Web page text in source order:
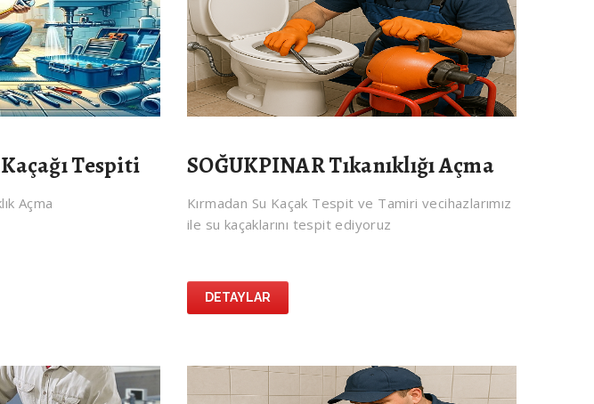
Tespiti
Açma
SOĞUKPINAR Tıkanıklığı Açma
Kırmadan Su Kaçak Tespit ve Tamiri vecihazlarımız
ile su kaçaklarını tespit ediyoruz
DETAYLAR